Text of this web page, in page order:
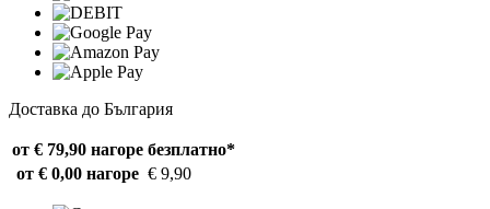
Доставка до България
от € 79,90 нагоре безплатно*
от € 0,00 нагоре € 9,90